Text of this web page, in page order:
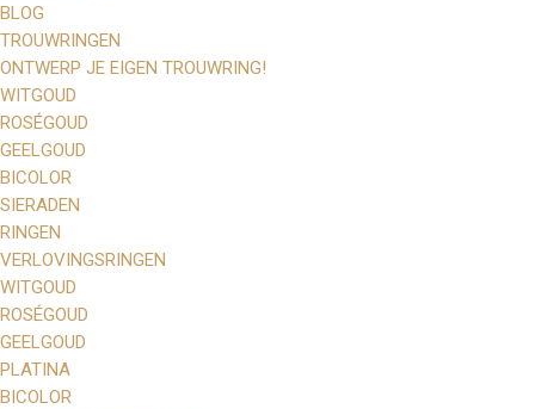
BLOG
TROUWRINGEN
ONTWERP JE EIGEN TROUWRING!
WITGOUD
ROSÉGOUD
GEELGOUD
BICOLOR
SIERADEN
RINGEN
VERLOVINGSRINGEN
WITGOUD
ROSÉGOUD
GEELGOUD
PLATINA
BICOLOR